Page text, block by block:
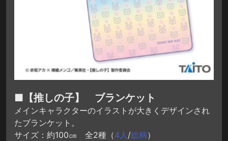
■【推しの子】 ブランケット
メインキャラクターのイラストが大きくデザインされ
たブランケット。
サイズ：約100㎝ 全2種（4人 /総柄）